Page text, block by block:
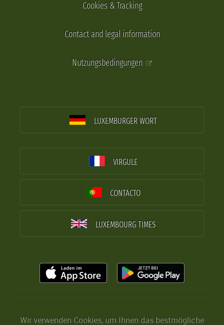
Cookies & Tracking
Contact and legal information
Nutzungsbedingungen
LUXEMBURGER WORT
VIRGULE
CONTACTO
LUXEMBOURG TIMES
Wir verwenden Cookies, um Ihnen das bestmögliche